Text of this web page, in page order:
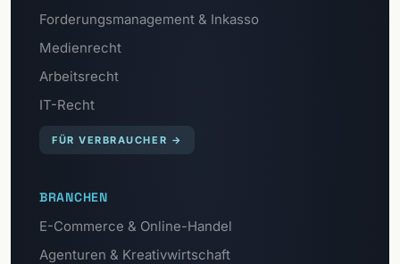
Forderungsmanagement & Inkasso
Medienrecht
Arbeitsrecht
IT-Recht
FÜR VERBRAUCHER →
BRANCHEN
E-Commerce & Online-Handel
Agenturen & Kreativwirtschaft